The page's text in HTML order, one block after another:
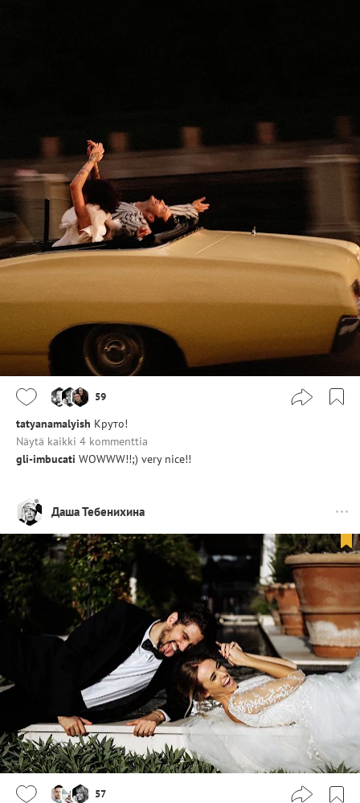
59
tatyanamalyish Круто!
Näytä kaikki 4 kommenttia
gli-imbucati WOWWW!!;) very nice!!
Даша Тебенихина
57